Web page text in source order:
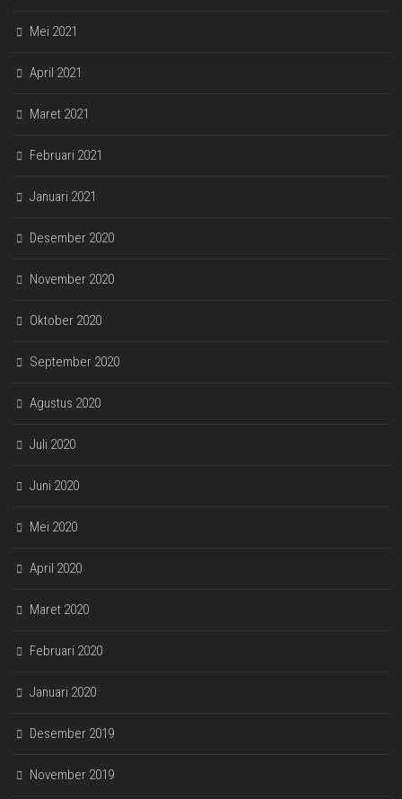
Mei 2021
April 2021
Maret 2021
Februari 2021
Januari 2021
Desember 2020
November 2020
Oktober 2020
September 2020
Agustus 2020
Juli 2020
Juni 2020
Mei 2020
April 2020
Maret 2020
Februari 2020
Januari 2020
Desember 2019
November 2019